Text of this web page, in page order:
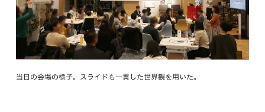
当日の会場の様子。スライドも一貫した世界観を用いた。